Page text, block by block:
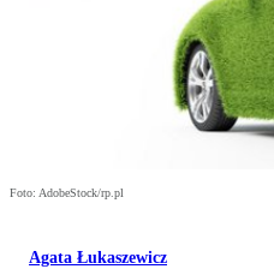
Foto: AdobeStock/rp.pl
Agata Łukaszewicz